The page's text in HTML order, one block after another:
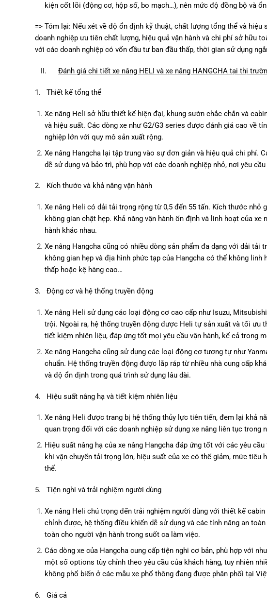
kiện cốt lõi (động cơ, hộp số, bo mạch…), nên mức độ đồng bộ và
=> Tóm lại: Nếu xét về độ ổn định kỹ thuật, chất lượng tổng thể và
doanh nghiệp ưu tiên chất lượng, hiệu quả vận hành và chi phí sở hữu
với các doanh nghiệp có vốn đầu tư ban đầu thấp, thời gian sử dụng
II. Đánh giá chi tiết xe nâng HELI và xe nâng HANGCHA tại thị
1. Thiết kế tổng thể
Xe nâng Heli sở hữu thiết kế hiện đại, khung sườn chắc chắn và
và hiệu suất. Các dòng xe như G2/G3 series được đánh giá cao về
nghiệp lớn với quy mô sản xuất rộng.
Xe nâng Hangcha lại tập trung vào sự đơn giản và hiệu quả chi phí.
dễ sử dụng và bảo trì, phù hợp với các doanh nghiệp nhỏ, nơi yêu
2. Kích thước và khả năng vận hành
Xe nâng Heli có dải tải trọng rộng từ 0,5 đến 55 tấn. Kích thước nhỏ
không gian chật hẹp. Khả năng vận hành ổn định và linh hoạt của
hành khác nhau.
Xe nâng Hangcha cũng có nhiều dòng sản phẩm đa dạng với dải tải
không gian hẹp và địa hình phức tạp của Hangcha có thể không
thấp hoặc kệ hàng cao…
3. Động cơ và hệ thống truyền động
Xe nâng Heli sử dụng các loại động cơ cao cấp như Isuzu,
trội. Ngoài ra, hệ thống truyền động được Heli tự sản xuất và tối ưu
tiết kiệm nhiên liệu, đáp ứng tốt mọi yêu cầu vận hành, kể cả trong
Xe nâng Hangcha cũng sử dụng các loại động cơ tương tự như
chuẩn. Hệ thống truyền động được lắp ráp từ nhiều nhà cung cấp
và độ ổn định trong quá trình sử dụng lâu dài.
4. Hiệu suất nâng hạ và tiết kiệm nhiên liệu
Xe nâng Heli được trang bị hệ thống thủy lực tiên tiến, đem lại khả
quan trọng đối với các doanh nghiệp sử dụng xe nâng liên tục trong
Hiệu suất nâng hạ của xe nâng Hangcha đáp ứng tốt với các yêu
khi vận chuyển tải trọng lớn, hiệu suất của xe có thể giảm, mức
thể.
5. Tiện nghi và trải nghiệm người dùng
Xe nâng Heli chú trọng đến trải nghiệm người dùng với thiết kế
chỉnh được, hệ thống điều khiển dễ sử dụng và các tính năng an
toàn cho người vận hành trong suốt ca làm việc.
Các dòng xe của Hangcha cung cấp tiện nghi cơ bản, phù hợp với
một số options tùy chỉnh theo yêu cầu của khách hàng, tuy nhiên
không phổ biến ở các mẫu xe phổ thông đang được phân phối tại
6. Giá cả